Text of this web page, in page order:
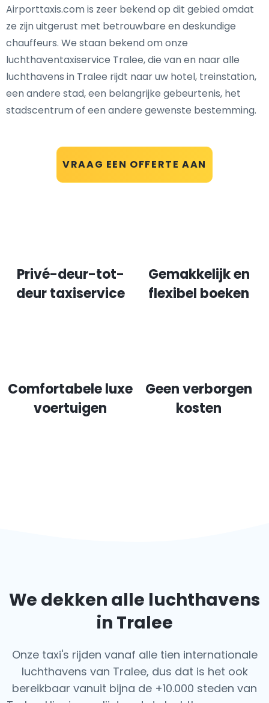
VRAAG EEN OFFERTE AAN
Airporttaxis.com is zeer bekend op dit gebied omdat
ze zijn uitgerust met betrouwbare en deskundige
chauffeurs. We staan bekend om onze
luchthaventaxiservice Tralee, die van en naar alle
luchthavens in Tralee rijdt naar uw hotel, treinstation,
een andere stad, een belangrijke gebeurtenis, het
stadscentrum of een andere gewenste bestemming.
Privé-deur-tot-
deur taxiservice
Gemakkelijk en
flexibel boeken
Comfortabele luxe
voertuigen
Geen verborgen
kosten
We dekken alle luchthavens
in Tralee
Onze taxi's rijden vanaf alle tien internationale
luchthavens van Tralee, dus dat is het ook
bereikbaar vanuit bijna de +10.000 steden van